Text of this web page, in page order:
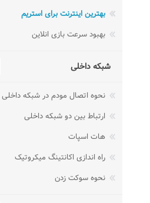
بهترین اینترنت برای استریم
بهبود سرعت بازی انلاین
شبکه داخلی
نحوه اتصال مودم در شبکه داخلی
ارتباط بین دو شبکه داخلی
هات اسپات
راه اندازی اکانتینگ میکروتیک
نحوه سوکت زدن